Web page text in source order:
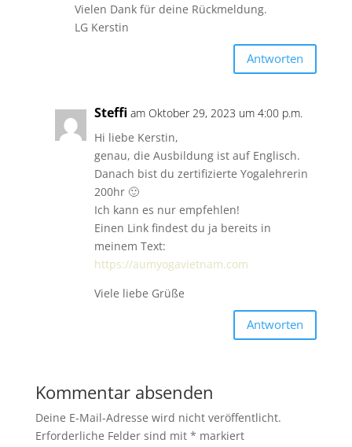
Vielen Dank für deine Rückmeldung.
LG Kerstin
Antworten
Steffi am Oktober 29, 2023 um 4:00 p.m.
Hi liebe Kerstin,
genau, die Ausbildung ist auf Englisch.
Danach bist du zertifizierte Yogalehrerin
200hr 🙂
Ich kann es nur empfehlen!
Einen Link findest du ja bereits in
meinem Text:
https://aumyogavietnam.com
Viele liebe Grüße
Antworten
Kommentar absenden
Deine E-Mail-Adresse wird nicht veröffentlicht.
Erforderliche Felder sind mit * markiert